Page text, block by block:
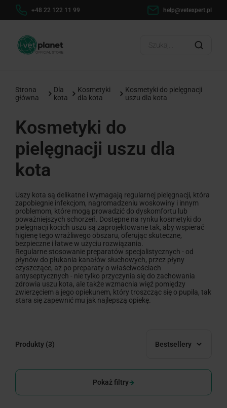
+48 22 122 11 99 help@vetexpert.pl
Strona
główna
Dla
kota
Kosmetyki
dla kota
Kosmetyki do pielęgnacji
uszu dla kota
Kosmetyki do
pielęgnacji uszu dla
kota
Uszy kota są delikatne i wymagają regularnej pielęgnacji, która
zapobiegnie infekcjom, nagromadzeniu woskowiny i innym
problemom, które mogą prowadzić do dyskomfortu lub
poważniejszych schorzeń. Dostępne na rynku kosmetyki do
pielęgnacji kocich uszu są zaprojektowane tak, aby wspierać
higienę tego wrażliwego obszaru, oferując skuteczne,
bezpieczne i łatwe w użyciu rozwiązania.
Regularne stosowanie preparatów specjalistycznych - od
płynów do płukania kanałów słuchowych, przez płyny
czyszczące, aż po preparaty o właściwościach
antyseptycznych - nie tylko przyczynia się do zachowania
zdrowia uszu kota, ale także wzmacnia więź pomiędzy
zwierzęciem a jego opiekunem, który troszcząc się o pupila, tak
stara się zapewnić mu jak najlepszą opiekę.
Produkty (3) Bestsellery
Pokaż filtry